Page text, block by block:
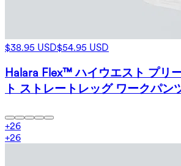
$38.95 USD$54.95 USD
Halara Flex™ ハイウエスト プリ
ト ストレートレッグ ワークパン
+26
+26